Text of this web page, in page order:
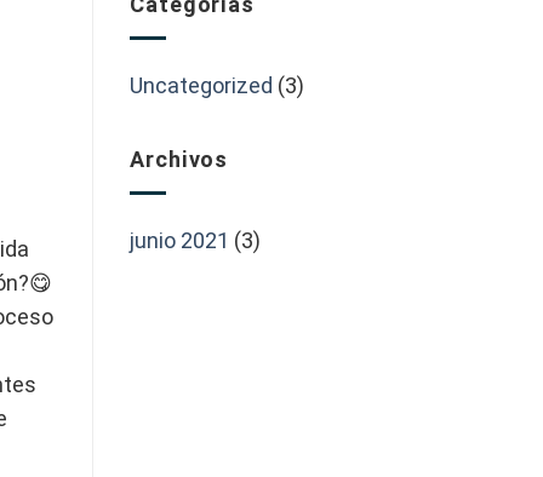
Uncategorized (3)
Archivos
junio 2021 (3)